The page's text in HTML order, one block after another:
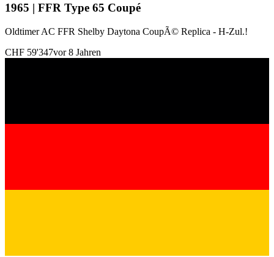
1965 | FFR Type 65 Coupé
Oldtimer AC FFR Shelby Daytona CoupÃ© Replica - H-Zul.!
CHF 59'347vor 8 Jahren